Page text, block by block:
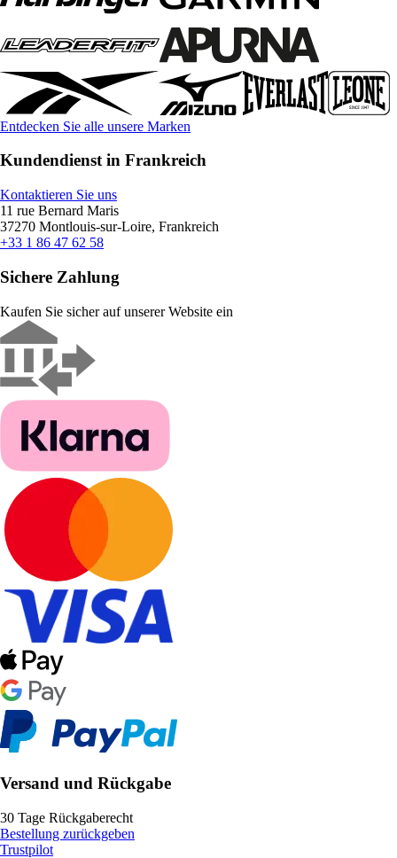
Entdecken Sie alle unsere Marken
Kundendienst in Frankreich
Kontaktieren Sie uns
11 rue Bernard Maris
37270 Montlouis-sur-Loire, Frankreich
+33 1 86 47 62 58
Sichere Zahlung
Kaufen Sie sicher auf unserer Website ein
Versand und Rückgabe
30 Tage Rückgaberecht
Bestellung zurückgeben
Trustpilot